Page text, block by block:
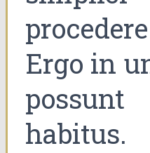
Ergo in
habitus.